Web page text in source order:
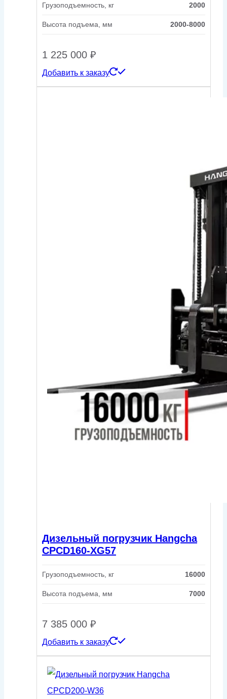
Грузоподъемность, кг 2000
Высота подъема, мм 2000-8000
1 225 000 ₽
Добавить к заказу
Дизельный погрузчик Hangcha
CPCD160-XG57
Грузоподъемность, кг 16000
Высота подъема, мм 7000
7 385 000 ₽
Добавить к заказу